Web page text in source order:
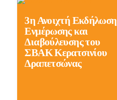
3η Ανοιχτή Εκδήλωση
Ενμέρωσης και
Διαβούλευσης του
ΣΒΑΚ Κερατσινίου
Δραπετσώνας